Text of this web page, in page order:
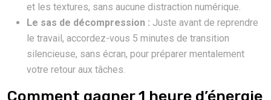
et les textures, sans aucune distraction numérique.
Le sas de décompression : Juste avant de reprendre
le travail, accordez-vous 5 minutes de transition
silencieuse, sans écran, pour préparer mentalement
votre retour aux tâches.
Comment gagner 1 heure d’énergie